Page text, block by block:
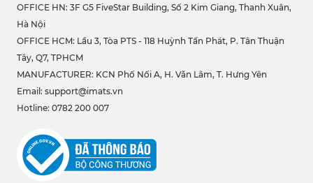
OFFICE HN: 3F G5 FiveStar Building, Số 2 Kim Giang, Thanh Xuân,
Hà Nội
OFFICE HCM: Lầu 3, Tòa PTS - 118 Huỳnh Tấn Phát, P. Tân Thuận
Tây, Q7, TPHCM
MANUFACTURER: KCN Phố Nối A, H. Văn Lâm, T. Hưng Yên
Email: support@imats.vn
Hotline: 0782 200 007